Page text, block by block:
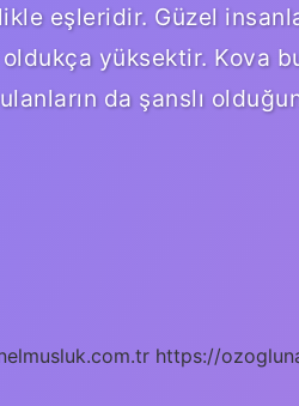
eşleridir. Güzel
yüksektir. Kova
da şanslı
https://